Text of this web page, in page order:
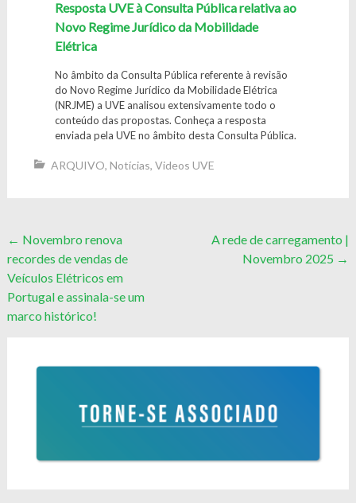
Resposta UVE à Consulta Pública relativa ao
Novo Regime Jurídico da Mobilidade
Elétrica
No âmbito da Consulta Pública referente à revisão
do Novo Regime Jurídico da Mobilidade Elétrica
(NRJME) a UVE analisou extensivamente todo o
conteúdo das propostas. Conheça a resposta
enviada pela UVE no âmbito desta Consulta Pública.
ARQUIVO, Notícias, Videos UVE
Post
navigation
← Novembro renova
recordes de vendas de
Veículos Elétricos em
Portugal e assinala-se um
marco histórico!
A rede de carregamento |
Novembro 2025 →